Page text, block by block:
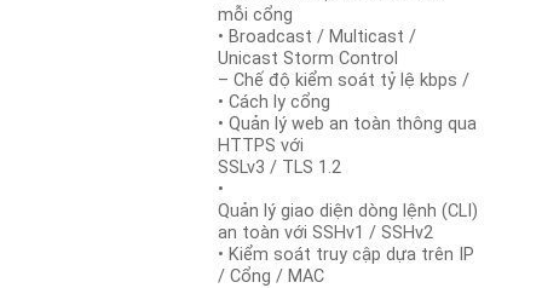
mỗi cổng
• Broadcast / Multicast /
Unicast Storm Control
– Chế độ kiểm soát tỷ lệ kbps /
• Cách ly cổng
• Quản lý web an toàn thông qua
HTTPS với
SSLv3 / TLS 1.2
•
Quản lý giao diện dòng lệnh (CLI)
an toàn với SSHv1 / SSHv2
• Kiểm soát truy cập dựa trên IP
/ Cổng / MAC